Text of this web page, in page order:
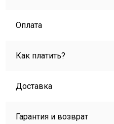
Оплата
Как платить?
Доставка
Гарантия и возврат